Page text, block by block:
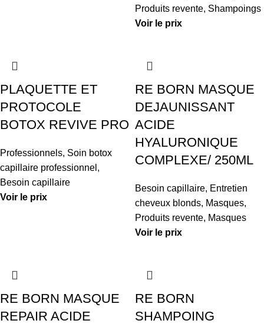
Produits revente, Shampoings
Voir le prix
PLAQUETTE ET
PROTOCOLE
BOTOX REVIVE PRO
Professionnels, Soin botox
capillaire professionnel ,
Besoin capillaire
Voir le prix
RE BORN MASQUE
DEJAUNISSANT
ACIDE
HYALURONIQUE
COMPLEXE/ 250ML
Besoin capillaire, Entretien
cheveux blonds, Masques,
Produits revente, Masques
Voir le prix
RE BORN MASQUE
REPAIR ACIDE
RE BORN
SHAMPOING